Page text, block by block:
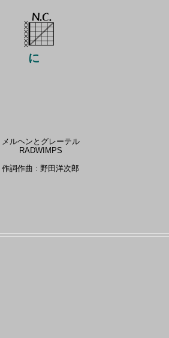
に
メルヘンとグレーテル
RADWIMPS
作詞作曲 : 野田洋次郎